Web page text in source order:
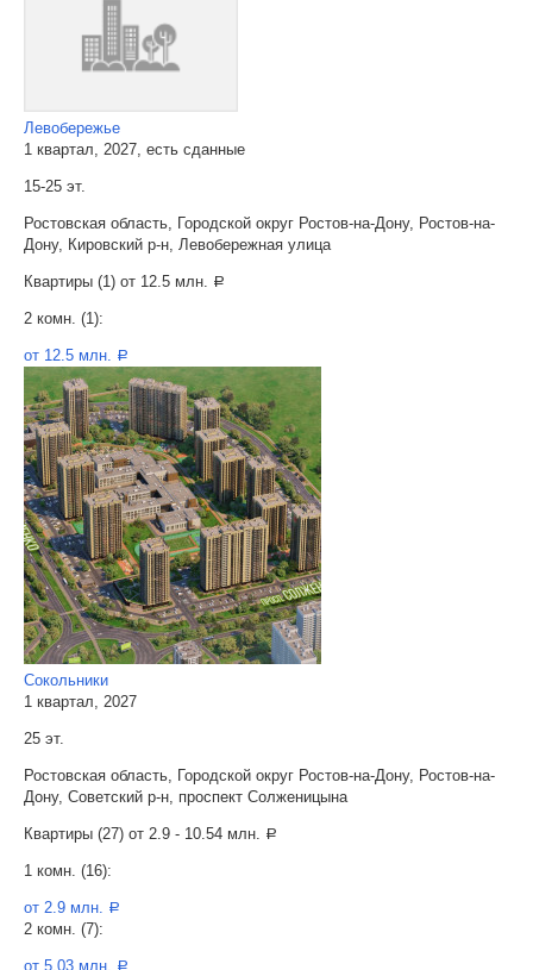
Левобережье
1 квартал, 2027, есть сданные
15-25 эт.
Ростовская область, Городской округ Ростов-на-Дону, Ростов-на-
Дону, Кировский р-н, Левобережная улица
Квартиры (1) от 12.5 млн. a
2 комн. (1):
от 12.5 млн. a
Сокольники
1 квартал, 2027
25 эт.
Ростовская область, Городской округ Ростов-на-Дону, Ростов-на-
Дону, Советский р-н, проспект Солженицына
Квартиры (27) от 2.9 - 10.54 млн. a
1 комн. (16):
от 2.9 млн. a
2 комн. (7):
от 5.03 млн. a